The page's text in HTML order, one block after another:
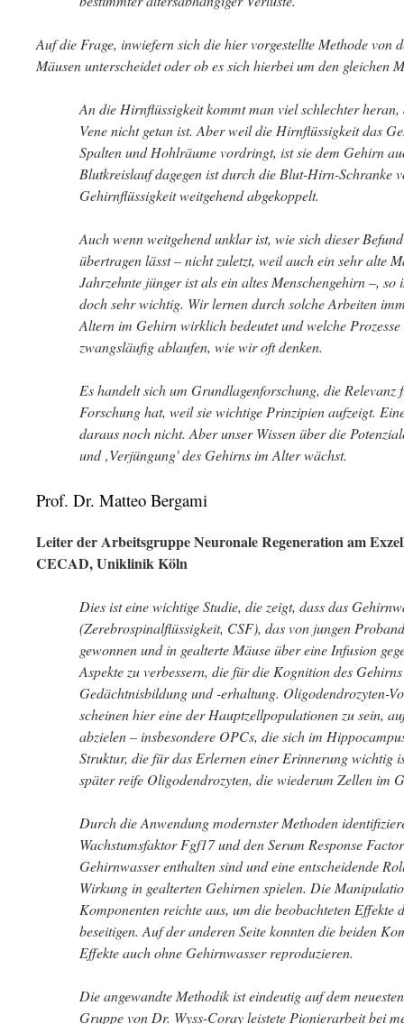
Auf die Frage, inwiefern sich die hier vorgestellte Methode von
Mäusen unterscheidet oder ob es sich hierbei um den gleichen
An die Hirnflüssigkeit kommt man viel schlechter
Vene nicht getan ist. Aber weil die Hirnflüssigkeit das
Spalten und Hohlräume vordringt, ist sie dem Gehirn
Blutkreislauf dagegen ist durch die Blut-Hirn-Schranke
Gehirnflüssigkeit weitgehend abgekoppelt.
Auch wenn weitgehend unklar ist, wie sich dieser
übertragen lässt – nicht zuletzt, weil auch ein sehr alte
Jahrzehnte jünger ist als ein altes Menschengehirn –, so
doch sehr wichtig. Wir lernen durch solche Arbeiten
Altern im Gehirn wirklich bedeutet und welche
zwangsläufig ablaufen, wie wir oft denken.
Es handelt sich um Grundlagenforschung, die
Forschung hat, weil sie wichtige Prinzipien aufzeigt.
daraus noch nicht. Aber unser Wissen über die
und ‚Verjüngung' des Gehirns im Alter wächst.
Prof. Dr. Matteo Bergami
Leiter der Arbeitsgruppe Neuronale Regeneration am
CECAD, Uniklinik Köln
Dies ist eine wichtige Studie, die zeigt, dass das
(Zerebrospinalflüssigkeit, CSF), das von jungen
gewonnen und in gealterte Mäuse über eine Infusion
Aspekte zu verbessern, die für die Kognition des
Gedächtnisbildung und -erhaltung. Oligodendrozyten-
scheinen hier eine der Hauptzellpopulationen zu sein,
abzielen – insbesondere OPCs, die sich im
Struktur, die für das Erlernen einer Erinnerung wichtig
später reife Oligodendrozyten, die wiederum Zellen im
Durch die Anwendung modernster Methoden
Wachstumsfaktor Fgf17 und den Serum Response
Gehirnwasser enthalten sind und eine entscheidende
Wirkung in gealterten Gehirnen spielen. Die
Komponenten reichte aus, um die beobachteten Effekte
beseitigen. Auf der anderen Seite konnten die beiden
Effekte auch ohne Gehirnwasser reproduzieren.
Die angewandte Methodik ist eindeutig auf dem
Gruppe von Dr. Wyss-Coray leistete Pionierarbeit bei